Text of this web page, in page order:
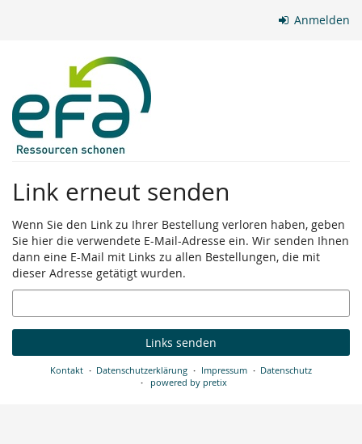
Anmelden
Link erneut senden
Wenn Sie den Link zu Ihrer Bestellung verloren haben, geben
Sie hier die verwendete E-Mail-Adresse ein. Wir senden Ihnen
dann eine E-Mail mit Links zu allen Bestellungen, die mit
dieser Adresse getätigt wurden.
E-
Mail
Links senden
Kontakt Datenschutzerklärung Impressum
Datenschutz
powered by pretix